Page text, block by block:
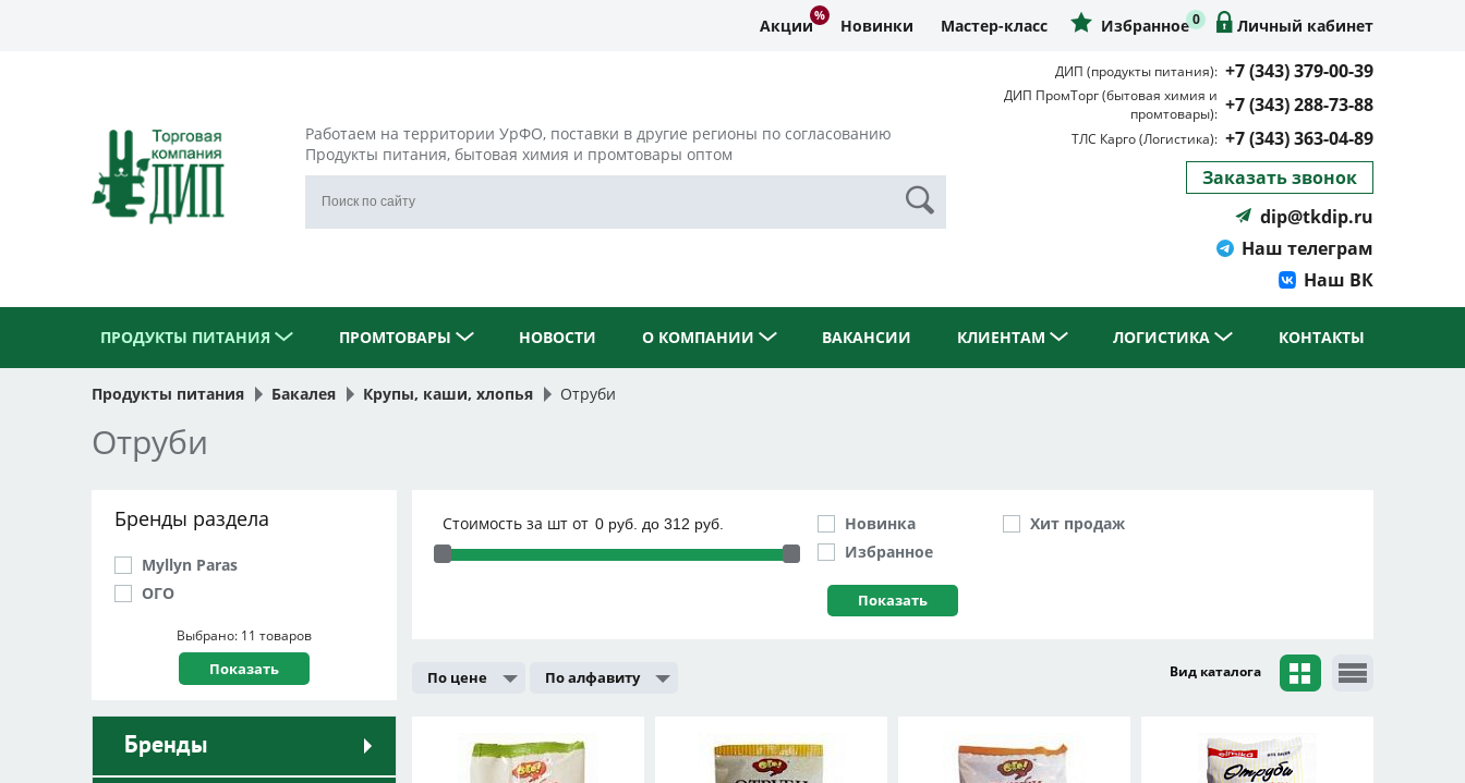
Акции Новинки Мастер-класс Избранное0 Личный кабинет
Работаем на территории УрФО, поставки в другие регионы по согласованию
Продукты питания, бытовая химия и промтовары оптом
ДИП (продукты питания): +7 (343) 379-00-39
ДИП ПромТорг (бытовая химия и
промтовары): +7 (343) 288-73-88
ТЛС Карго (Логистика): +7 (343) 363-04-89
Заказать звонок
dip@tkdip.ru
Наш телеграм
Наш ВК
ПРОДУКТЫ ПИТАНИЯ ПРОМТОВАРЫ НОВОСТИ О КОМПАНИИ ВАКАНСИИ КЛИЕНТАМ ЛОГИСТИКА КОНТАКТЫ
Продукты питания Бакалея Крупы, каши, хлопья Отруби
Отруби
Бренды раздела
Myllyn Paras
ОГО
Выбрано: 11 товаров
Бренды
Стоимость за шт от
Новинка
Избранное
Хит продаж
По цене По алфавиту Вид каталога